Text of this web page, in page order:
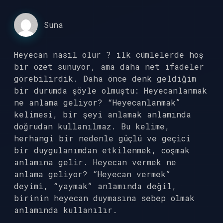
Suna
Heyecan nasıl olur ? ilk cümlelerde hoş
bir özet sunuyor, ama daha net ifadeler
görebilirdik. Daha önce denk geldiğim
bir durumda şöyle olmuştu: Heyecanlanmak
ne anlama geliyor? “Heyecanlanmak”
kelimesi, bir şeyi anlamak anlamında
doğrudan kullanılmaz. Bu kelime,
herhangi bir nedenle güçlü ve geçici
bir duygulanımdan etkilenmek, coşmak
anlamına gelir. Heyecan vermek ne
anlama geliyor? “Heyecan vermek”
deyimi, “yaymak” anlamında değil,
birinin heyecan duymasına sebep olmak
anlamında kullanılır.